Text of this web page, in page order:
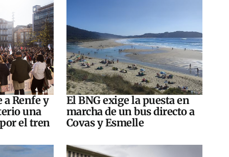
Renfe y
una
el tren
El BNG exige la puesta en
marcha de un bus directo a
Covas y Esmelle